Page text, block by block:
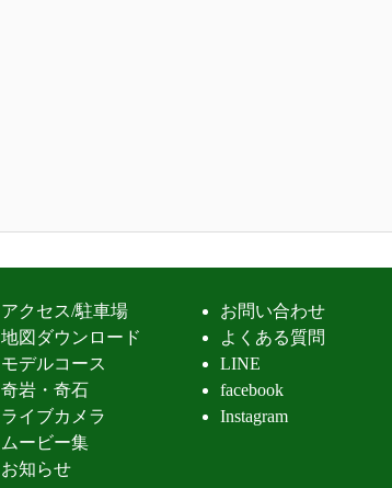
アクセス/駐車場
地図ダウンロード
モデルコース
奇岩・奇石
ライブカメラ
ムービー集
お知らせ
お問い合わせ
よくある質問
LINE
facebook
Instagram